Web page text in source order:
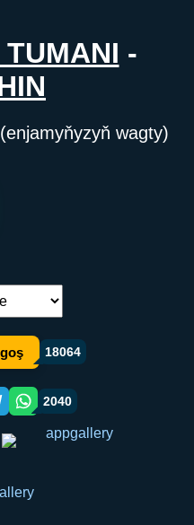
-
(enjamyňyzyň wagty)
18064
orqali ulashish
WhatsApp orqali ulashish
2040